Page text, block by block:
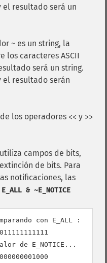
el resultado será un
~ es un string, la
los caracteres ASCII
será un string.
el resultado serán
los operadores << y >>
campos de bits,
de bits. Para
notificaciones, las
E_ALL & ~E_NOTICE